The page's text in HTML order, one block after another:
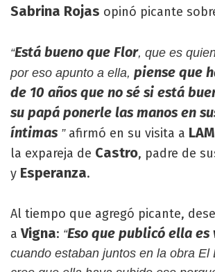
Sabrina Rojas opinó picante
“Está bueno que Flor, que es
por eso apunto a ella, piense que
de 10 años que no sé si está
su papá ponerle las manos en
íntimas ”afirmó en su visita a LAM
la expareja de Castro, padre de
y Esperanza.
Al tiempo que agregó picante,
a Vigna: “Eso que publicó ella es
cuando estaban juntos en la obra El